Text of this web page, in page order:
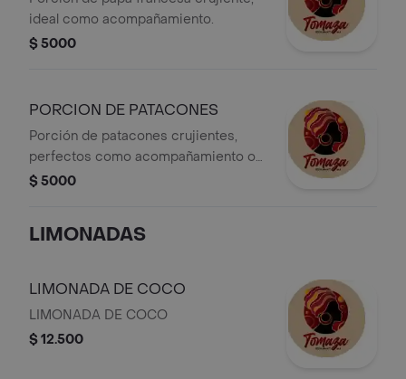
ideal como acompañamiento.
$ 5000
PORCION DE PATACONES
Porción de patacones crujientes,
perfectos como acompañamiento o
snack.
$ 5000
LIMONADAS
LIMONADA DE COCO
LIMONADA DE COCO
$ 12.500